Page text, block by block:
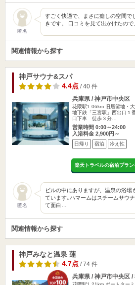
匿名
すごく快適で、まさに癒しの空間で
きです。 口コミを見て出かけたの
関連情報から探す
神戸サウナ&スパ
4.4点/ 40 件
兵庫県 / 神戸市中央区
花隈駅1.06km
旧居留地・
地下鉄「三宮駅」西出口
口下車 徒歩３分…
営業時間 0:00～24:00
入浴料金 2,900円～
日帰り 宿泊 冷え性
楽天トラベルの宿泊プラン
匿名
ビルの中にありますが、温泉の浴場
ています｡ハマームはスチームサウ
て面白…
関連情報から探す
神戸みなと温泉 蓮
4.7点/ 74 件
兵庫県 / 神戸市中央区 /